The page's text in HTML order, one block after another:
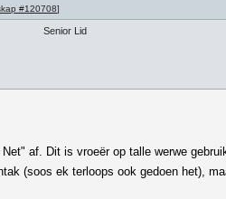
#120708]
Senior Lid
af. Dit is vroeër op talle werwe
(soos ek terloops ook gedoen het),